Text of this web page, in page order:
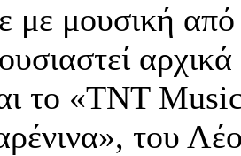
με μουσική
το «TNT
του